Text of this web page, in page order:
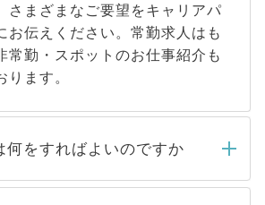
さまざまなご要望をキャリアパ
お伝えください。常勤求人はも
常勤・スポットのお仕事紹介も
ます。
何をすればよいのですか
だきましたら、弊社担当者がご